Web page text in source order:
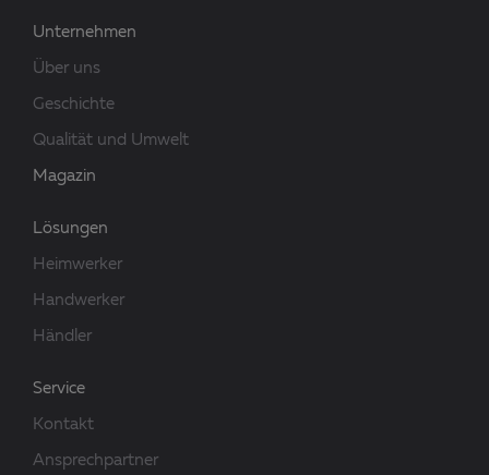
Unternehmen
Über uns
Geschichte
Qualität und Umwelt
Magazin
Lösungen
Heimwerker
Handwerker
Händler
Service
Kontakt
Ansprechpartner